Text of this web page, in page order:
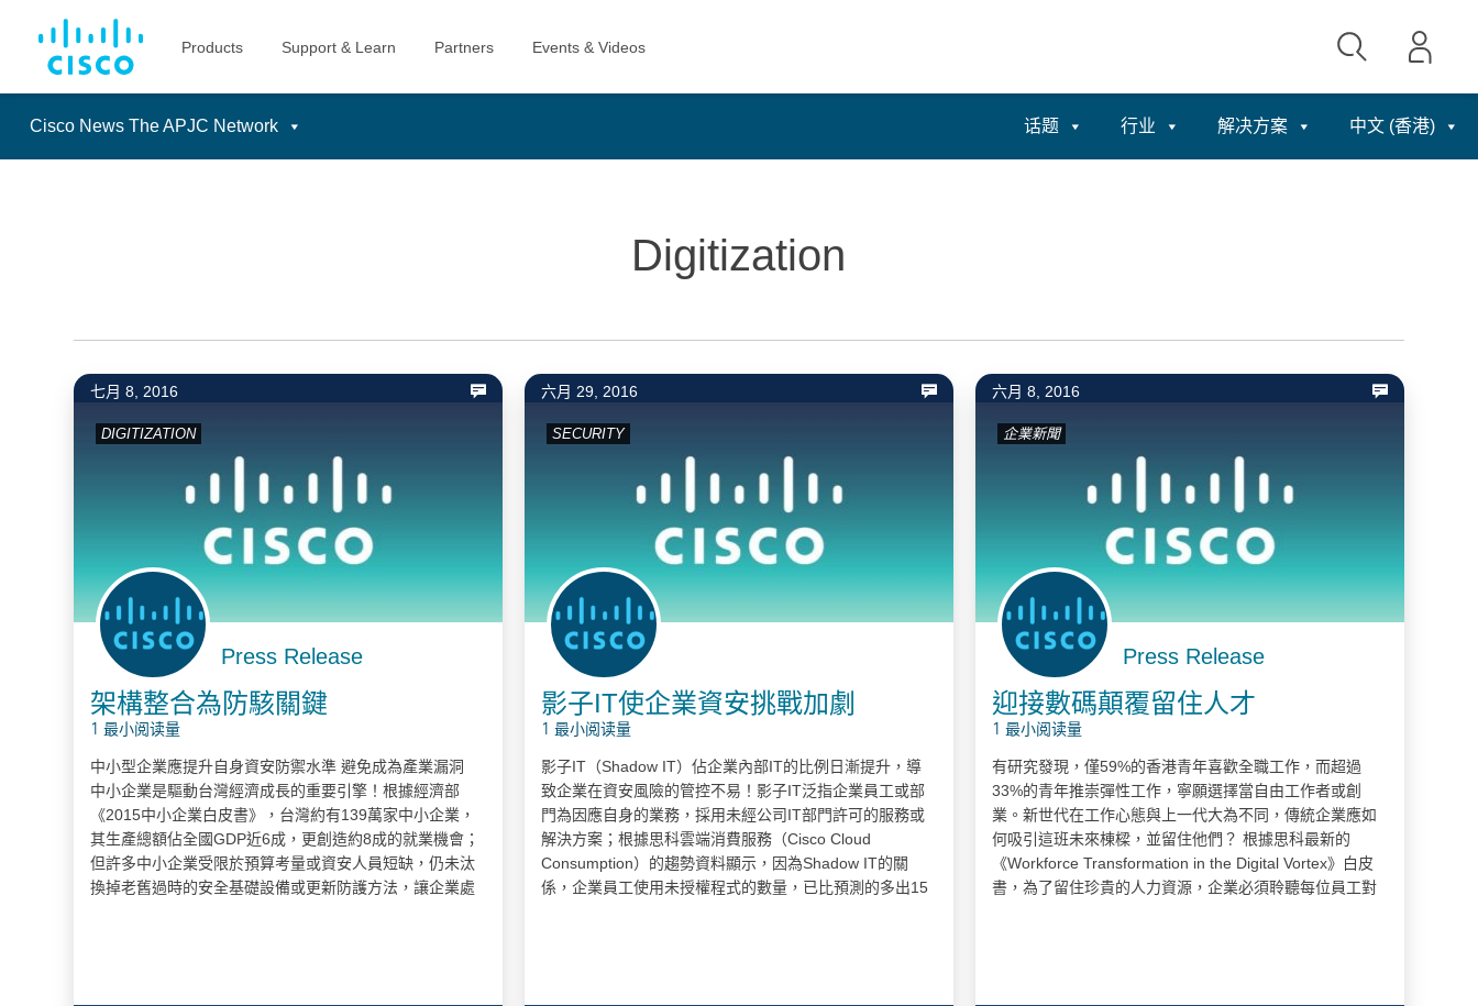
Cisco News The APJC Network 话题 行业 解决方案 中文 (香港)
Digitization
七月 8, 2016
DIGITIZATION
Press Release
架構整合為防駭關鍵
1 最小阅读量
中小型企業應提升自身資安防禦水準 避免成為產業漏洞
中小企業是驅動台灣經濟成長的重要引擎！根據經濟部
《2015中小企業白皮書》，台灣約有139萬家中小企業，
其生產總額佔全國GDP近6成，更創造約8成的就業機會；
但許多中小企業受限於預算考量或資安人員短缺，仍未汰
換掉老舊過時的安全基礎設備或更新防護方法，讓企業處
六月 29, 2016
SECURITY
影子IT使企業資安挑戰加劇
1 最小阅读量
影子IT（Shadow IT）佔企業內部IT的比例日漸提升，導
致企業在資安風險的管控不易！影子IT泛指企業員工或部
門為因應自身的業務，採用未經公司IT部門許可的服務或
解決方案；根據思科雲端消費服務（Cisco Cloud
Consumption）的趨勢資料顯示，因為Shadow IT的關
係，企業員工使用未授權程式的數量，已比預測的多出15
六月 8, 2016
企業新聞
Press Release
迎接數碼顛覆留住人才
1 最小阅读量
有研究發現，僅59%的香港青年喜歡全職工作，而超過
33%的青年推崇彈性工作，寧願選擇當自由工作者或創
業。新世代在工作心態與上一代大為不同，傳統企業應如
何吸引這班未來棟樑，並留住他們？ 根據思科最新的
《Workforce Transformation in the Digital Vortex》白皮
書，為了留住珍貴的人力資源，企業必須聆聽每位員工對